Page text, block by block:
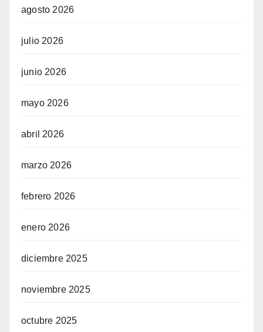
agosto 2026
julio 2026
junio 2026
mayo 2026
abril 2026
marzo 2026
febrero 2026
enero 2026
diciembre 2025
noviembre 2025
octubre 2025